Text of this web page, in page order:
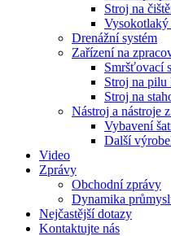
Stroj na
Vysokotlaký
Drenážní systém
Zařízení na
Smršťovací
Stroj na pilu
Stroj na
Nástroj a nástroje
Vybavení
Další
Video
Zprávy
Obchodní zprávy
Dynamika
Nejčastější dotazy
Kontaktujte nás